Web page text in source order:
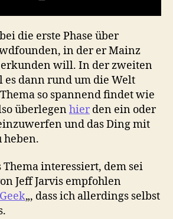
die erste Phase über
in der er Mainz
will. In der zweiten
es dann rund um die Welt
so spannend findet wie
überlegenhier den ein oder
und das Ding mit
heben.
Thema interessiert, dem sei
Jeff Jarvis empfohlen
„, dass ich allerdings selbst